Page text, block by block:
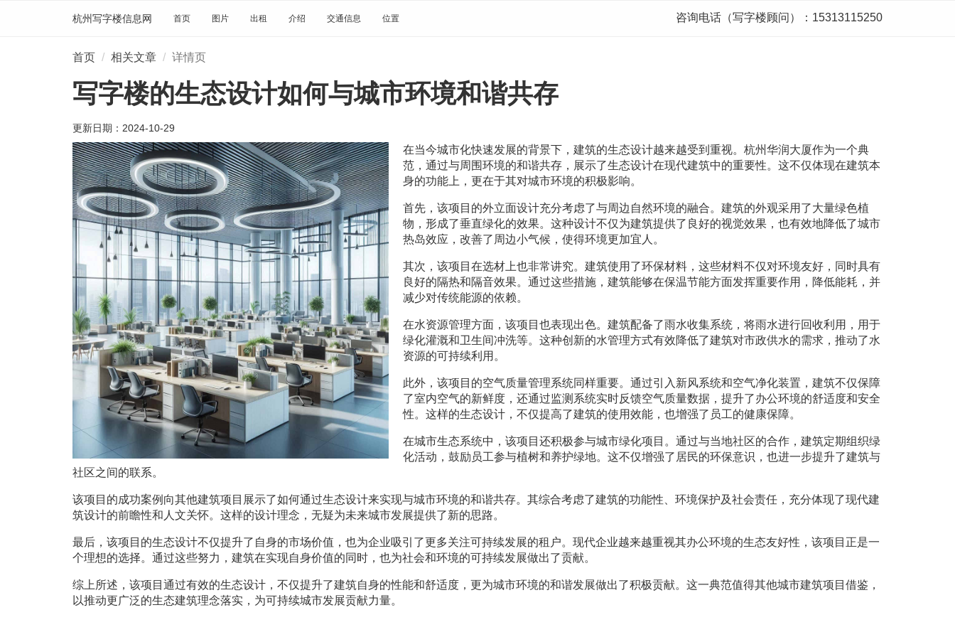
杭州写字楼信息网 首页 图片 出租 介绍 交通信息 位置 咨询电话（写字楼顾问）：15313115250
首页 相关文章 详情页
写字楼的生态设计如何与城市环境和谐共存
更新日期： 2024-10-29
在当今城市化快速发展的背景下，建筑的生态设计越来越受到重视。杭州华润大厦作为一个典
范，通过与周围环境的和谐共存，展示了生态设计在现代建筑中的重要性。这不仅体现在建筑本
身的功能上，更在于其对城市环境的积极影响。
首先，该项目的外立面设计充分考虑了与周边自然环境的融合。建筑的外观采用了大量绿色植
物，形成了垂直绿化的效果。这种设计不仅为建筑提供了良好的视觉效果，也有效地降低了城市
热岛效应，改善了周边小气候，使得环境更加宜人。
其次，该项目在选材上也非常讲究。建筑使用了环保材料，这些材料不仅对环境友好，同时具有
良好的隔热和隔音效果。通过这些措施，建筑能够在保温节能方面发挥重要作用，降低能耗，并
减少对传统能源的依赖。
在水资源管理方面，该项目也表现出色。建筑配备了雨水收集系统，将雨水进行回收利用，用于
绿化灌溉和卫生间冲洗等。这种创新的水管理方式有效降低了建筑对市政供水的需求，推动了水
资源的可持续利用。
此外，该项目的空气质量管理系统同样重要。通过引入新风系统和空气净化装置，建筑不仅保障
了室内空气的新鲜度，还通过监测系统实时反馈空气质量数据，提升了办公环境的舒适度和安全
性。这样的生态设计，不仅提高了建筑的使用效能，也增强了员工的健康保障。
在城市生态系统中，该项目还积极参与城市绿化项目。通过与当地社区的合作，建筑定期组织绿
化活动，鼓励员工参与植树和养护绿地。这不仅增强了居民的环保意识，也进一步提升了建筑与
社区之间的联系。
该项目的成功案例向其他建筑项目展示了如何通过生态设计来实现与城市环境的和谐共存。其综合考虑了建筑的功能性、环境保护及社会责任，充分体现了现代建
筑设计的前瞻性和人文关怀。这样的设计理念，无疑为未来城市发展提供了新的思路。
最后，该项目的生态设计不仅提升了自身的市场价值，也为企业吸引了更多关注可持续发展的租户。现代企业越来越重视其办公环境的生态友好性，该项目正是一
个理想的选择。通过这些努力，建筑在实现自身价值的同时，也为社会和环境的可持续发展做出了贡献。
综上所述，该项目通过有效的生态设计，不仅提升了建筑自身的性能和舒适度，更为城市环境的和谐发展做出了积极贡献。这一典范值得其他城市建筑项目借鉴，
以推动更广泛的生态建筑理念落实，为可持续城市发展贡献力量。